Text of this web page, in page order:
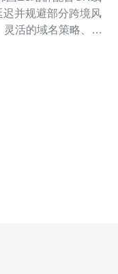
并规避部分跨境风
活的域名策略、
维安全四方面展